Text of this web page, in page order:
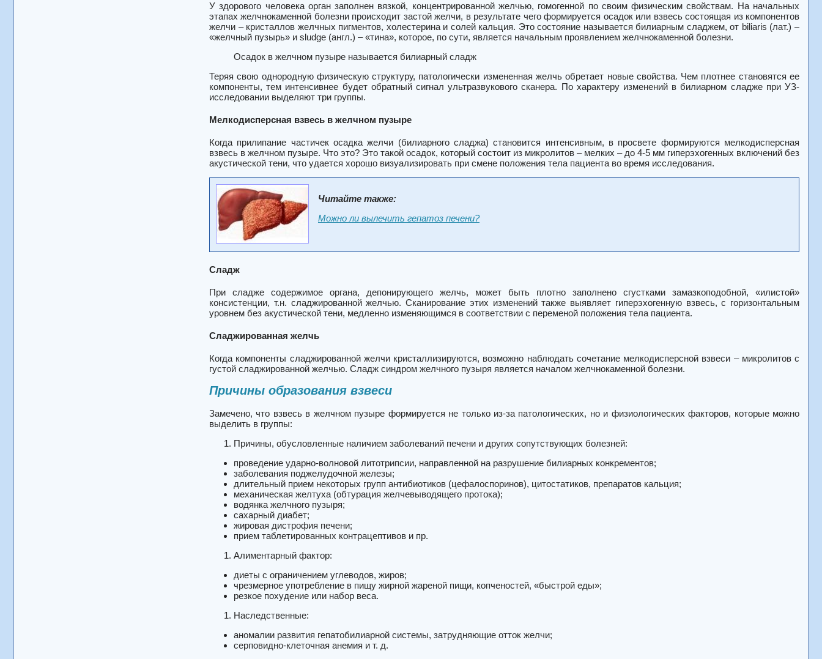
У здорового человека орган заполнен вязкой, концентрированной желчью, гомогенной по своим физическим свойствам. На начальных
этапах желчнокаменной болезни происходит застой желчи, в результате чего формируется осадок или взвесь состоящая из компонентов
желчи – кристаллов желчных пигментов, холестерина и солей кальция. Это состояние называется билиарным сладжем, от biliaris (лат.) –
«желчный пузырь» и sludge (англ.) – «тина», которое, по сути, является начальным проявлением желчнокаменной болезни.
Осадок в желчном пузыре называется билиарный сладж
Теряя свою однородную физическую структуру, патологически измененная желчь обретает новые свойства. Чем плотнее становятся ее
компоненты, тем интенсивнее будет обратный сигнал ультразвукового сканера. По характеру изменений в билиарном сладже при УЗ-
исследовании выделяют три группы.
Мелкодисперсная взвесь в желчном пузыре
Когда прилипание частичек осадка желчи (билиарного сладжа) становится интенсивным, в просвете формируются мелкодисперсная
взвесь в желчном пузыре. Что это? Это такой осадок, который состоит из микролитов – мелких – до 4-5 мм гиперэхогенных включений без
акустической тени, что удается хорошо визуализировать при смене положения тела пациента во время исследования.
Читайте также:
Можно ли вылечить гепатоз печени?
Сладж
При сладже содержимое органа, депонирующего желчь, может быть плотно заполнено сгустками замазкоподобной, «илистой»
консистенции, т.н. сладжированной желчью. Сканирование этих изменений также выявляет гиперэхогенную взвесь, с горизонтальным
уровнем без акустической тени, медленно изменяющимся в соответствии с переменой положения тела пациента.
Сладжированная желчь
Когда компоненты сладжированной желчи кристаллизируются, возможно наблюдать сочетание мелкодисперсной взвеси – микролитов с
густой сладжированной желчью. Сладж синдром желчного пузыря является началом желчнокаменной болезни.
Причины образования взвеси
Замечено, что взвесь в желчном пузыре формируется не только из-за патологических, но и физиологических факторов, которые можно
выделить в группы:
Причины, обусловленные наличием заболеваний печени и других сопутствующих болезней:
проведение ударно-волновой литотрипсии, направленной на разрушение билиарных конкрементов;
заболевания поджелудочной железы;
длительный прием некоторых групп антибиотиков (цефалоспоринов), цитостатиков, препаратов кальция;
механическая желтуха (обтурация желчевыводящего протока);
водянка желчного пузыря;
сахарный диабет;
жировая дистрофия печени;
прием таблетированных контрацептивов и пр.
Алиментарный фактор:
диеты с ограничением углеводов, жиров;
чрезмерное употребление в пищу жирной жареной пищи, копченостей, «быстрой еды»;
резкое похудение или набор веса.
Наследственные:
аномалии развития гепатобилиарной системы, затрудняющие отток желчи;
серповидно-клеточная анемия и т. д.